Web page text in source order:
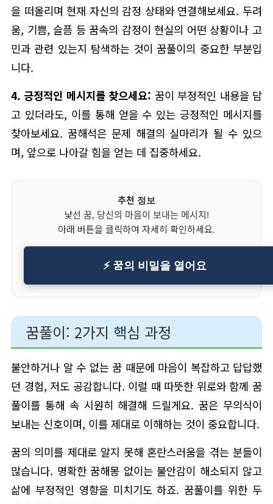
을 떠올리며 현재 자신의 감정 상태와 연결해보세요. 두려
움, 기쁨, 슬픔 등 꿈속의 감정이 현실의 어떤 상황이나 고
민과 관련 있는지 탐색하는 것이 꿈풀이의 중요한 부분입
니다.
4. 긍정적인 메시지를 찾으세요: 꿈이 부정적인 내용을 담
고 있더라도, 이를 통해 얻을 수 있는 긍정적인 메시지를
찾아보세요. 꿈해석은 문제 해결의 실마리가 될 수 있으
며, 앞으로 나아갈 힘을 얻는 데 집중하세요.
추천 정보
낯선 꿈, 당신의 마음이 보내는 메시지!
아래 버튼을 클릭하여 자세히 확인하세요.
⚡ 꿈의 비밀을 열어요
꿈풀이: 2가지 핵심 과정
불안하거나 알 수 없는 꿈 때문에 마음이 복잡하고 답답했
던 경험, 저도 공감합니다. 이럴 때 따뜻한 위로와 함께 꿈
풀이를 통해 속 시원히 해결해 드릴게요. 꿈은 무의식이
보내는 신호이며, 이를 제대로 이해하는 것이 중요합니다.
꿈의 의미를 제대로 알지 못해 혼란스러움을 겪는 분들이
많습니다. 명확한 꿈해몽 없이는 불안감이 해소되지 않고
삶에 부정적인 영향을 미치기도 하죠. 꿈풀이를 위한 두